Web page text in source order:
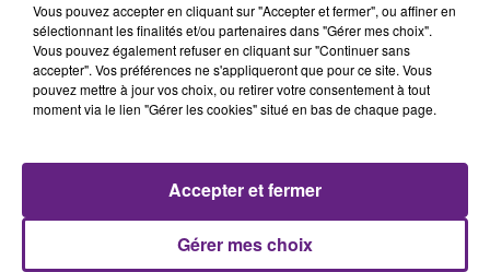
Publié : 19 octobre 2022 à 6h30 par la rédaction
Vous pouvez accepter en cliquant sur "Accepter et fermer", ou affiner en
sélectionnant les finalités et/ou partenaires dans "Gérer mes choix".
Vous pouvez également refuser en cliquant sur "Continuer sans
accepter". Vos préférences ne s'appliqueront que pour ce site. Vous
pouvez mettre à jour vos choix, ou retirer votre consentement à tout
moment via le lien "Gérer les cookies" situé en bas de chaque page.
Gérer mes choix
Accepter et fermer